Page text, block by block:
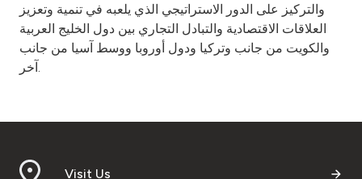
والتركيز على الدور الاستراتيجي الذي يلعبه في تنمية وتعزيز
العلاقات الاقتصادية والتبادل التجاري بين دول الخليج العربية
والكويت من جانب وتركيا ودول أوروبا ووسط آسيا من جانب
آخر.
Visit Us